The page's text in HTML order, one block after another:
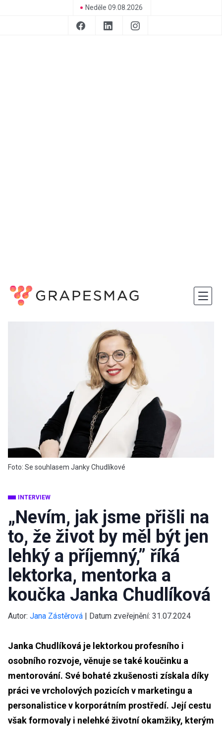
Neděle 09.08.2026
Foto: Se souhlasem Janky Chudlíkové
INTERVIEW
„Nevím, jak jsme přišli na
to, že život by měl být jen
lehký a příjemný,” říká
lektorka, mentorka a
koučka Janka Chudlíková
Autor: Jana Zástěrová | Datum zveřejnění: 31.07.2024
Janka Chudlíková je lektorkou profesního i
osobního rozvoje, věnuje se také koučinku a
mentorování. Své bohaté zkušenosti získala díky
práci ve vrcholových pozicích v marketingu a
personalistice v korporátním prostředí. Její cestu
však formovaly i nelehké životní okamžiky, kterým